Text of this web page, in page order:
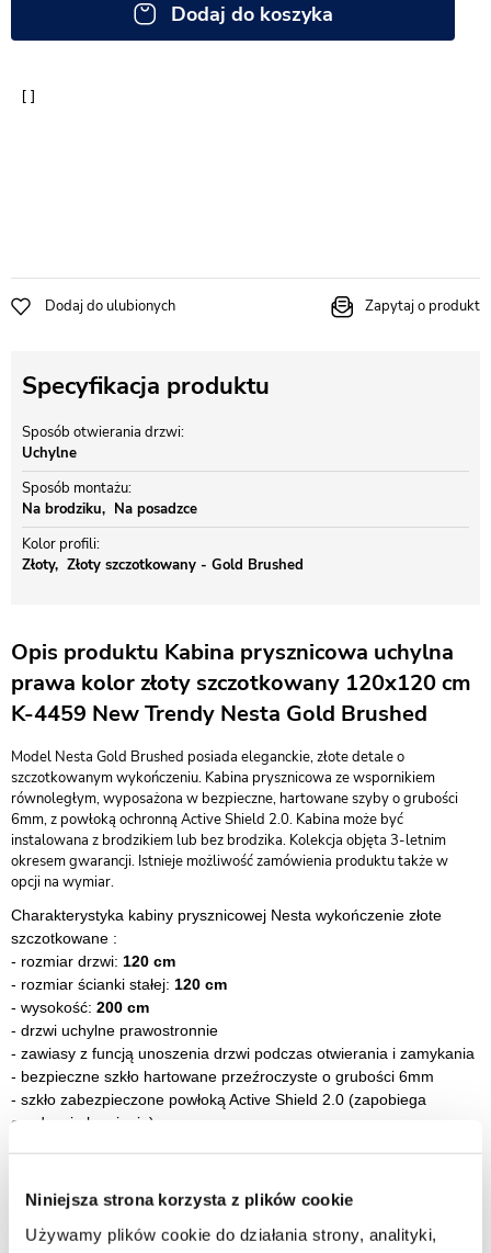
Niniejsza strona korzysta z plików cookie
Używamy plików cookie do działania strony, analityki,
Dodaj do koszyka
Dodaj do ulubionych Zapytaj o produkt
Specyfikacja produktu
Sposób otwierania drzwi
Uchylne
Sposób montażu
Na brodziku
Na posadzce
Kolor profili
Złoty
Złoty szczotkowany - Gold Brushed
Opis produktu Kabina prysznicowa uchylna
prawa kolor złoty szczotkowany 120x120 cm
K-4459 New Trendy Nesta Gold Brushed
Model Nesta Gold Brushed posiada eleganckie, złote detale o
szczotkowanym wykończeniu. Kabina prysznicowa ze wspornikiem
równoległym, wyposażona w bezpieczne, hartowane szyby o grubości
6mm, z powłoką ochronną Active Shield 2.0. Kabina może być
instalowana z brodzikiem lub bez brodzika. Kolekcja objęta 3-letnim
okresem gwarancji. Istnieje możliwość zamówienia produktu także w
opcji na wymiar.
Charakterystyka kabiny prysznicowej Nesta wykończenie złote
szczotkowane :
- rozmiar drzwi: 120 cm
- rozmiar ścianki stałej: 120 cm
- wysokość: 200 cm
- drzwi uchylne prawostronnie
- zawiasy z funcją unoszenia drzwi podczas otwierania i zamykania
- bezpieczne szkło hartowane przeźroczyste o grubości 6mm
- szkło zabezpieczone powłoką Active Shield 2.0 (zapobiega
osadzaniu kamienia)
brodziku
montaż z listwą progową lub bez
- listwa progowa jest elementem pomocnym w zachowaniu lepszej